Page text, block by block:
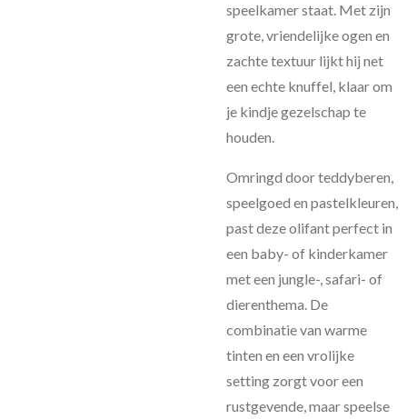
speelkamer staat. Met zijn
grote, vriendelijke ogen en
zachte textuur lijkt hij net
een echte knuffel, klaar om
je kindje gezelschap te
houden.
Omringd door teddyberen,
speelgoed en pastelkleuren,
past deze olifant perfect in
een baby- of kinderkamer
met een jungle-, safari- of
dierenthema. De
combinatie van warme
tinten en een vrolijke
setting zorgt voor een
rustgevende, maar speelse